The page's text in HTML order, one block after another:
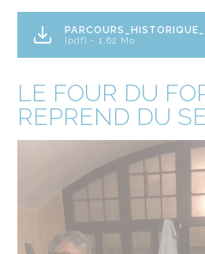
[pdf] - 1.62 Mo
LE FOUR DU
REPREND DU